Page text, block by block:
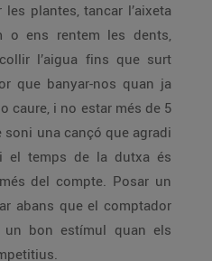
plantes, tancar l’aixeta
o ens rentem les dents,
l’aigua fins que surt
que banyar-nos quan ja
caure, i no estar més de 5
una cançó que agradi
el temps de la dutxa és
del compte. Posar un
abans que el comptador
bon estímul quan els